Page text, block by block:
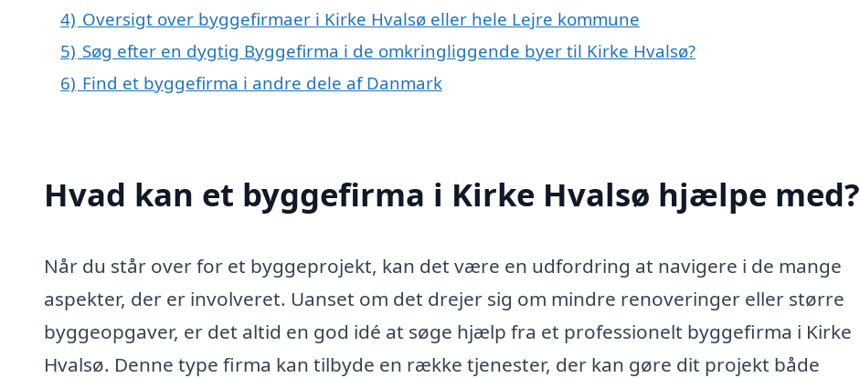
4) Oversigt over byggefirmaer i Kirke Hvalsø eller hele Lejre kommune
5) Søg efter en dygtig Byggefirma i de omkringliggende byer til Kirke Hvalsø?
6) Find et byggefirma i andre dele af Danmark
Hvad kan et byggefirma i Kirke Hvalsø hjælpe med?
Når du står over for et byggeprojekt, kan det være en udfordring at navigere i de mange
aspekter, der er involveret. Uanset om det drejer sig om mindre renoveringer eller større
byggeopgaver, er det altid en god idé at søge hjælp fra et professionelt byggefirma i Kirke
Hvalsø. Denne type firma kan tilbyde en række tjenester, der kan gøre dit projekt både